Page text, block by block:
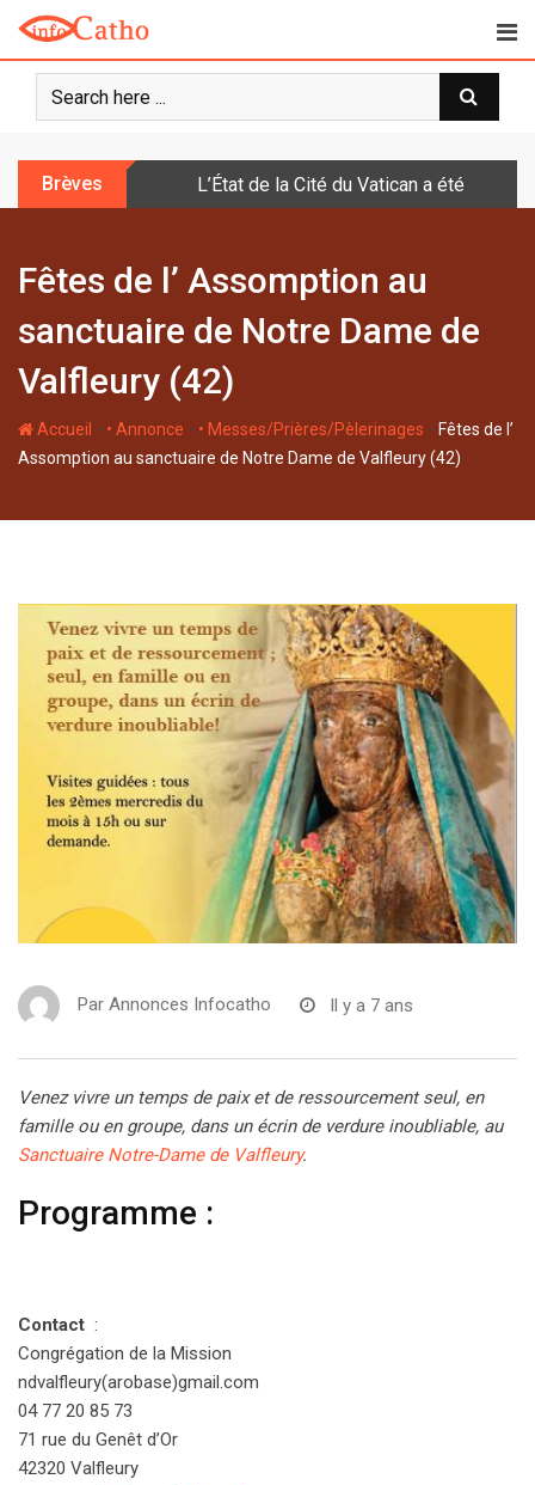
o
Brèves L’État de la Cité du Vatican a été doté
Fêtes de l’ Assomption au
sanctuaire de Notre Dame de
Valfleury (42)
Accueil - • Annonce - • Messes/Prières/Pèlerinages - Fêtes de l’
Assomption au sanctuaire de Notre Dame de Valfleury (42)
Par Annonces Infocatho Il y a 7 ans
Venez vivre un temps de paix et de ressourcement seul, en
famille ou en groupe, dans un écrin de verdure inoubliable, au
Sanctuaire Notre-Dame de Valfleury.
Programme :
Contact :
Congrégation de la Mission
ndvalfleury(arobase)gmail.com
04 77 20 85 73
71 rue du Genêt d’Or
42320 Valfleury